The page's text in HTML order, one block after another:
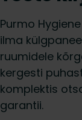
Purmo
ilma
ruumidele
kergesti
komplektis
garantii.